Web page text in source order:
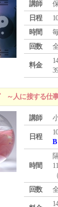
講師
日程
時間
回数
料金
～人に接する仕
講師
日程
B
時間
回数